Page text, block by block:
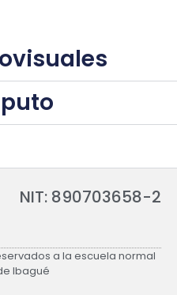
NIT: 890703658-2
a la escuela normal
Ibagué